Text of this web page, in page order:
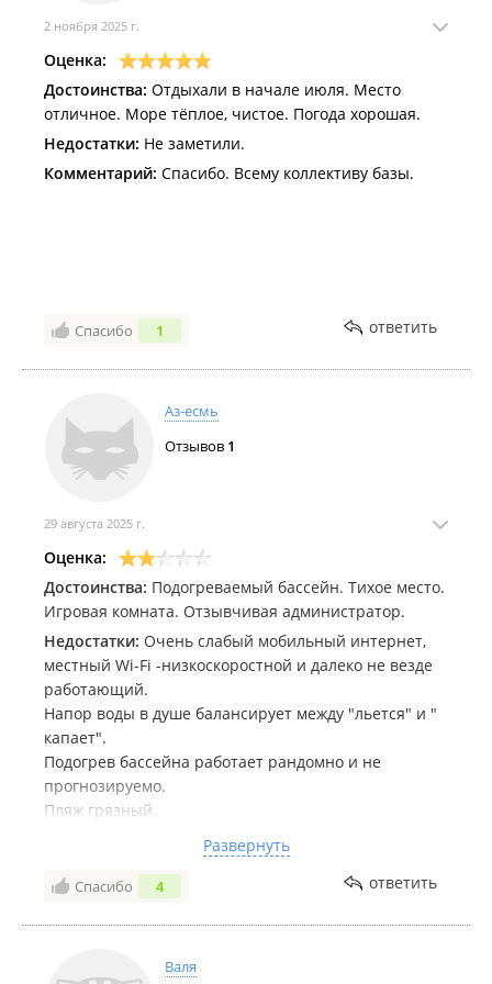
2 ноября 2025 г.
Оценка:
Достоинства: Отдыхали в начале июля. Место
отличное. Море тёплое, чистое. Погода хорошая.
Недостатки: Не заметили.
Комментарий: Спасибо. Всему коллективу базы.
Спасибо 1 ответить
Аз-есмь
Отзывов 1
29 августа 2025 г.
Оценка:
Достоинства: Подогреваемый бассейн. Тихое место.
Игровая комната. Отзывчивая администратор.
Недостатки: Очень слабый мобильный интернет,
местный Wi-Fi -низкоскоростной и далеко не везде
работающий.
Напор воды в душе балансирует между "льется" и "
капает".
Подогрев бассейна работает рандомно и не
прогнозируемо.
Пляж грязный.
Отдыхали в августе 2025. В целом -
не плохо.Отдельная обустроенная мангальная зона.
Детская площадка, бассейн(отлично подогреваемый
приставка, стеллаж с книгами и мягкие пуфики.
Развернуть
Спасибо 4 ответить
Валя